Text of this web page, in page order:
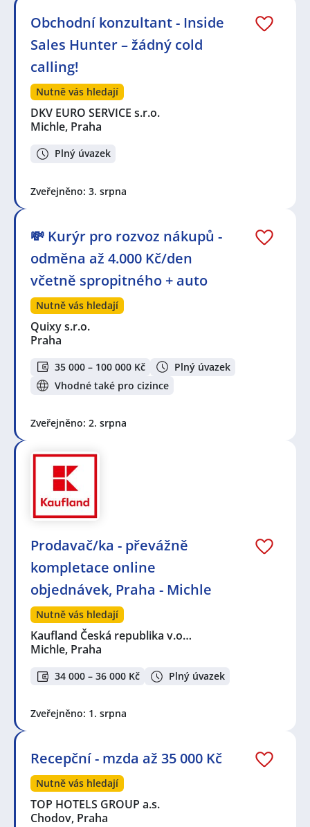
Obchodní konzultant - Inside
Sales Hunter – žádný cold
calling!
Nutně vás hledají
DKV EURO SERVICE s.r.o.
Michle, Praha
Plný úvazek
Zveřejněno: 3. srpna
💸 Kurýr pro rozvoz nákupů -
odměna až 4.000 Kč/den
včetně spropitného + auto
Nutně vás hledají
Quixy s.r.o.
Praha
35 000 – 100 000 Kč
Plný úvazek
Vhodné také pro cizince
Zveřejněno: 2. srpna
Prodavač/ka - převážně
kompletace online
objednávek, Praha - Michle
Nutně vás hledají
Kaufland Česká republika v.o…
Michle, Praha
34 000 – 36 000 Kč Plný úvazek
Zveřejněno: 1. srpna
Recepční - mzda až 35 000 Kč
Nutně vás hledají
TOP HOTELS GROUP a.s.
Chodov, Praha